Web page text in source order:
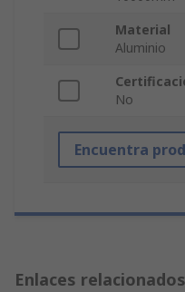
Material
Aluminio
No
Encuentra
Enlaces relacionados